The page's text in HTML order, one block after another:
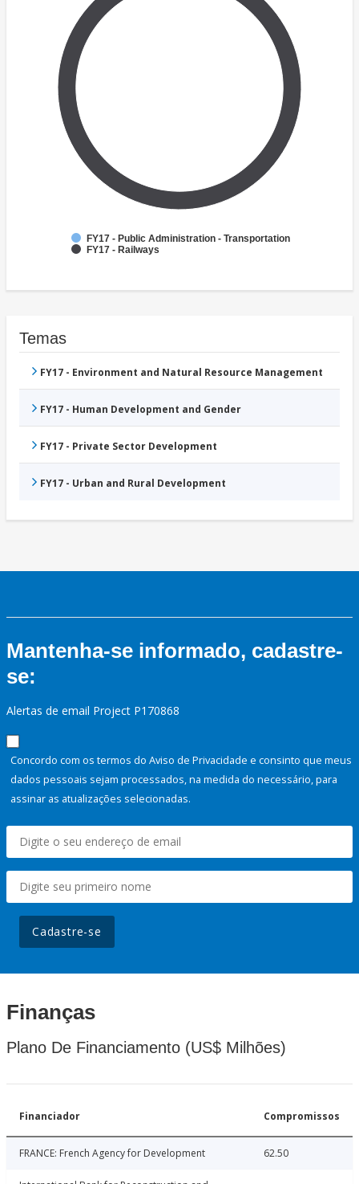
FY17 - Public Administration - Transportation
FY17 - Railways
Temas
FY17 - Environment and Natural Resource Management
FY17 - Human Development and Gender
FY17 - Private Sector Development
FY17 - Urban and Rural Development
Mantenha-se informado, cadastre-
se:
Alertas de email Project P170868
Concordo com os termos do Aviso de Privacidade e consinto que meus
dados pessoais sejam processados, na medida do necessário, para
assinar as atualizações selecionadas.
Cadastre-se
Finanças
Plano De Financiamento (US$ Milhões)
Financiador Compromissos
FRANCE: French Agency for Development 62.50